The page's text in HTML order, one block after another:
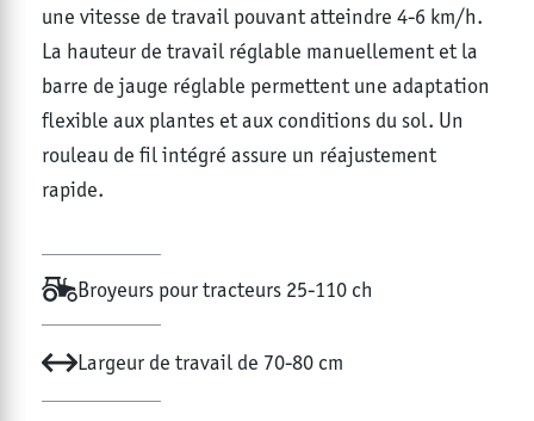
une vitesse de travail pouvant atteindre 4-6 km/h.
La hauteur de travail réglable manuellement et la
barre de jauge réglable permettent une adaptation
flexible aux plantes et aux conditions du sol. Un
rouleau de fil intégré assure un réajustement
rapide.
Broyeurs pour tracteurs 25-110 ch
Largeur de travail de 70-80 cm